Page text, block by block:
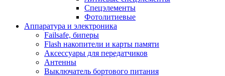
Спецэлементы
Фотолитиевые
Аппаратура и электроника
Failsafe, биперы
Flash накопители и карты памяти
Аксессуары для передатчиков
Антенны
Выключатель бортового питания